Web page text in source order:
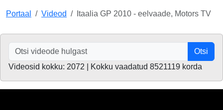
Portaal Videod Itaalia GP 2010 - eelvaade, Motors TV
Otsi
Videosid kokku: 2072 | Kokku vaadatud 8521119 korda